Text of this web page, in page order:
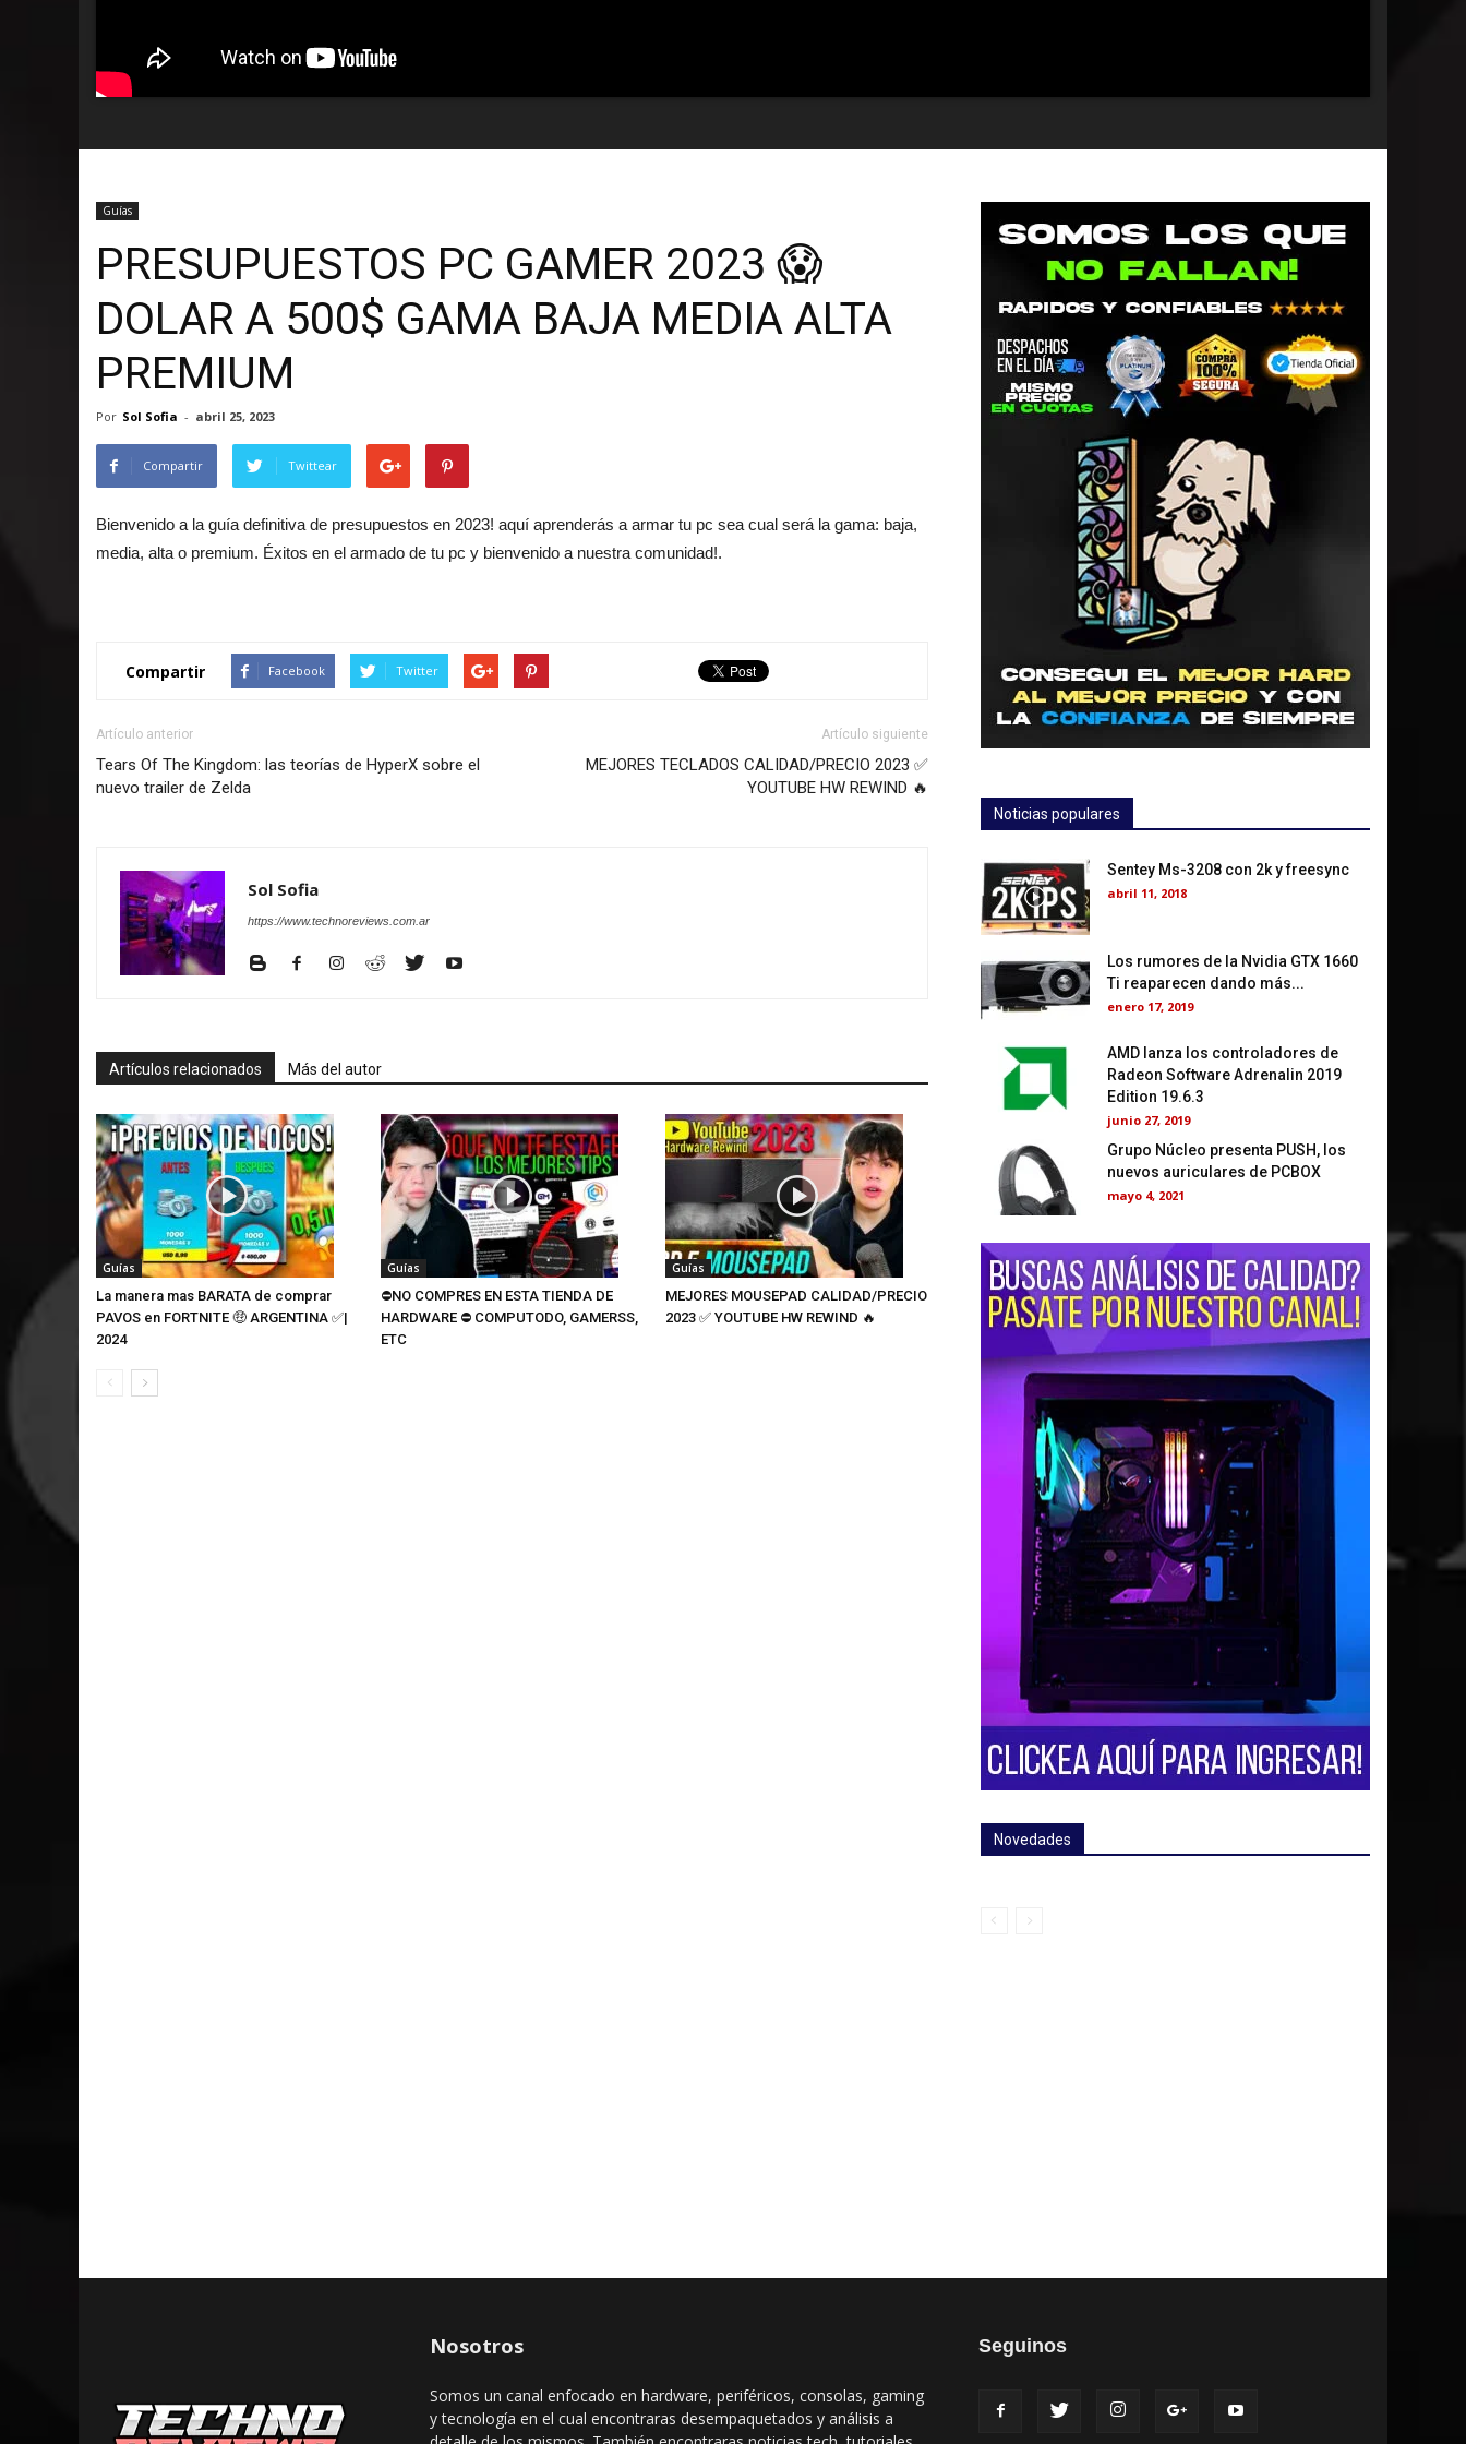
Guías
PRESUPUESTOS PC GAMER 2023 😱
DOLAR A 500$ GAMA BAJA MEDIA ALTA
PREMIUM
Por Sol Sofia - abril 25, 2023
Compartir Twittear
Bienvenido a la guía definitiva de presupuestos en 2023! aquí aprenderás a armar tu pc sea cual será la gama: baja,
media, alta o premium. Éxitos en el armado de tu pc y bienvenido a nuestra comunidad!.
Compartir Facebook Twitter
Artículo anterior
Tears Of The Kingdom: las teorías de HyperX sobre el
nuevo trailer de Zelda
Artículo siguiente
MEJORES TECLADOS CALIDAD/PRECIO 2023 ✅
YOUTUBE HW REWIND 🔥
Sol Sofia
https://www.technoreviews.com.ar
Artículos relacionados Más del autor
Guías
La manera mas BARATA de comprar
PAVOS en FORTNITE 🤑 ARGENTINA ✅|
2024
Guías
⛔NO COMPRES EN ESTA TIENDA DE
HARDWARE ⛔ COMPUTODO, GAMERSS,
ETC
Guías
MEJORES MOUSEPAD CALIDAD/PRECIO
2023 ✅ YOUTUBE HW REWIND 🔥
Noticias populares
Sentey Ms-3208 con 2k y freesync
abril 11, 2018
Los rumores de la Nvidia GTX 1660
Ti reaparecen dando más...
enero 17, 2019
AMD lanza los controladores de
Radeon Software Adrenalin 2019
Edition 19.6.3
junio 27, 2019
Grupo Núcleo presenta PUSH, los
nuevos auriculares de PCBOX
mayo 4, 2021
Novedades
Nosotros
Somos un canal enfocado en hardware, periféricos, consolas, gaming
y tecnología en el cual encontraras desempaquetados y análisis a
Seguinos